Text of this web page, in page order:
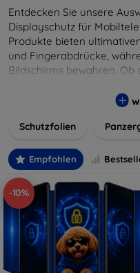
Entdecken Sie unsere
Displayschutz für
Produkte bieten
und Fingerabdrücke,
Bildschirms bewahren.
installieren und
wertvolles Gerät mit
digitales Erlebnis.
Schutzfolien
Empfohlen
-10%